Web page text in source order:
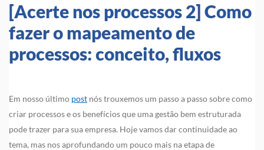
[Acerte nos processos 2] Como
fazer o mapeamento de
processos: conceito, fluxos
Em nosso último post nós trouxemos um passo a passo sobre como
criar processos e os benefícios que uma gestão bem estruturada
pode trazer para sua empresa. Hoje vamos dar continuidade ao
tema, mas nos aprofundando um pouco mais na etapa de